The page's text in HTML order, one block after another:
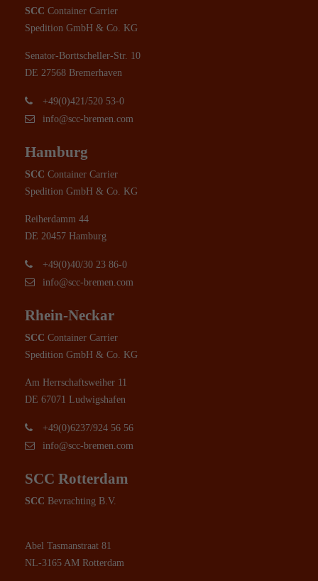
SCC Container Carrier
Spedition GmbH & Co. KG
Senator-Borttscheller-Str. 10
DE 27568 Bremerhaven
+49(0)421/520 53-0
info@scc-bremen.com
Hamburg
SCC Container Carrier
Spedition GmbH & Co. KG
Reiherdamm 44
DE 20457 Hamburg
+49(0)40/30 23 86-0
info@scc-bremen.com
Rhein-Neckar
SCC Container Carrier
Spedition GmbH & Co. KG
Am Herrschaftsweiher 11
DE 67071 Ludwigshafen
+49(0)6237/924 56 56
info@scc-bremen.com
SCC Rotterdam
SCC Bevrachting B.V.
Abel Tasmanstraat 81
NL-3165 AM Rotterdam